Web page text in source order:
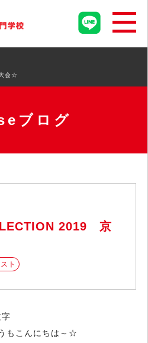
会☆
ブログ
2019 京
ト
もこんにちは～☆